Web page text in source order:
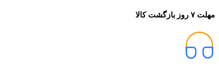
مهلت ۷ روز بازگشت کالا